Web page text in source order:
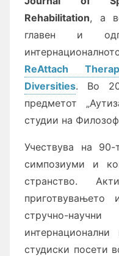
Rehabilitation, а
главен и
ReAttach
Diversities. Во
предметот
студии на
Учествува на 90-
симпозиуми и
странство.
стручно-
студиски посети